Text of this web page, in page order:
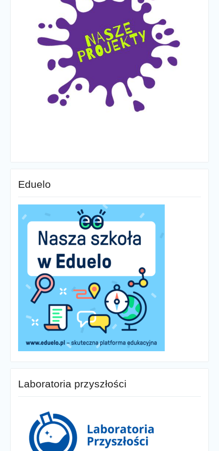
Eduelo
Laboratoria przyszłości